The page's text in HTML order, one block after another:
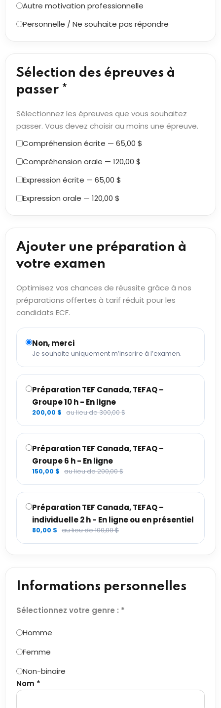
Autre motivation professionnelle
Personnelle / Ne souhaite pas répondre
Sélection des épreuves à
passer *
Sélectionnez les épreuves que vous souhaitez
passer. Vous devez choisir au moins une épreuve.
Compréhension écrite — 65,00 $
Compréhension orale — 120,00 $
Expression écrite — 65,00 $
Expression orale — 120,00 $
Ajouter une préparation à
votre examen
Optimisez vos chances de réussite grâce à nos
préparations offertes à tarif réduit pour les
candidats ECF.
Non, merci
Je souhaite uniquement m’inscrire à l’examen.
Préparation TEF Canada, TEFAQ –
Groupe 10 h - En ligne
200,00 $ au lieu de 300,00 $
Préparation TEF Canada, TEFAQ –
Groupe 6 h - En ligne
150,00 $ au lieu de 200,00 $
Préparation TEF Canada, TEFAQ –
individuelle 2 h - En ligne ou en présentiel
80,00 $ au lieu de 100,00 $
Informations personnelles
Sélectionnez votre genre : *
Homme
Femme
Non-binaire
Nom *